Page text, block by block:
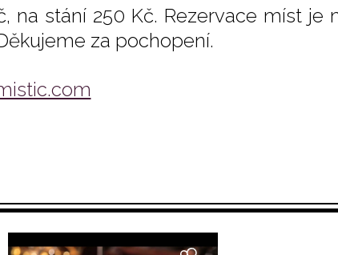
na stání 250 Kč. Rezervace míst je
za pochopení.